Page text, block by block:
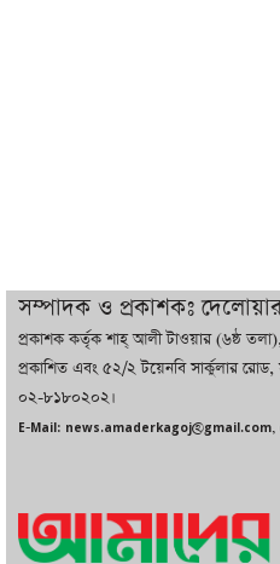
বাজারে কাঁচা
আগে দেখিনি’
সম্পাদক ও প্রকাশকঃ
প্রকাশক কর্তৃক শাহ্ আলী টাওয়ার (৬ষ্ঠ
প্রকাশিত এবং ৫২/২ টয়েনবি সার্কুলার রোড,
০২-৮১৮০২০২।
E-Mail: